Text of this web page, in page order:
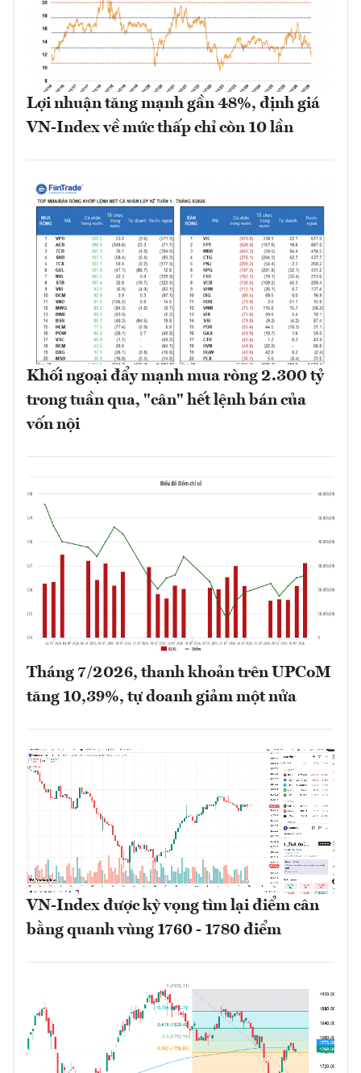
Lợi nhuận tăng mạnh gần 48%, định giá
VN-Index về mức thấp chỉ còn 10 lần
Khối ngoại đẩy mạnh mua ròng 2.300 tỷ
trong tuần qua, "cân" hết lệnh bán của
vốn nội
Tháng 7/2026, thanh khoản trên UPCoM
tăng 10,39%, tự doanh giảm một nửa
VN-Index được kỳ vọng tìm lại điểm cân
bằng quanh vùng 1760 - 1780 điểm